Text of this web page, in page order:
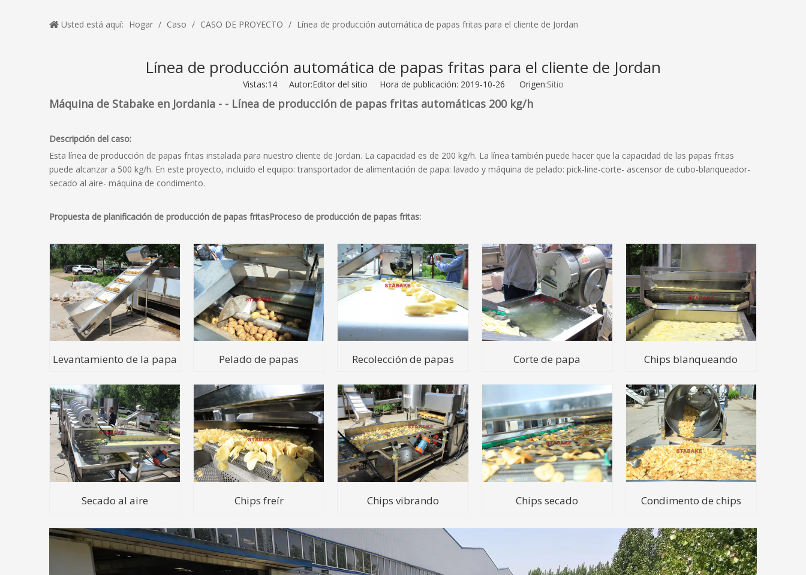
Usted está aquí: Hogar / Caso / CASO DE PROYECTO / Línea de producción automática de papas fritas para el cliente de Jordan
Línea de producción automática de papas fritas para el cliente de Jordan
Vistas:14Autor:Editor del sitio Hora de publicación: 2019-10-26 Origen:Sitio
Máquina de Stabake en Jordania - - Línea de producción de papas fritas automáticas 200 kg/h
Descripción del caso:
Esta línea de producción de papas fritas instalada para nuestro cliente de Jordan. La capacidad es de 200 kg/h. La línea también puede hacer que la capacidad de las papas fritas
puede alcanzar a 500 kg/h. En este proyecto, incluido el equipo: transportador de alimentación de papa: lavado y máquina de pelado: pick-line-corte- ascensor de cubo-blanqueador-
secado al aire- máquina de condimento.
Propuesta de planificación de producción de papas fritasProceso de producción de papas fritas:
Levantamiento de la papa Pelado de papas Recolección de papas Corte de papa Chips blanqueando
Secado al aire Chips freír Chips vibrando Chips secado Condimento de chips